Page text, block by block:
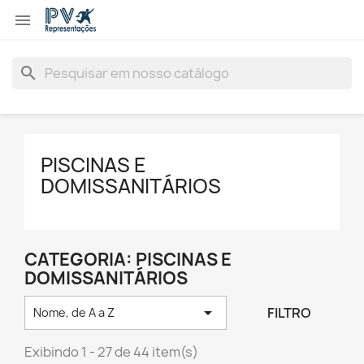

search
PISCINAS E
DOMISSANITÁRIOS
CATEGORIA: PISCINAS E
DOMISSANITÁRIOS
Nome, de A a Z  FILTRO
Exibindo 1 - 27 de 44 item(s)